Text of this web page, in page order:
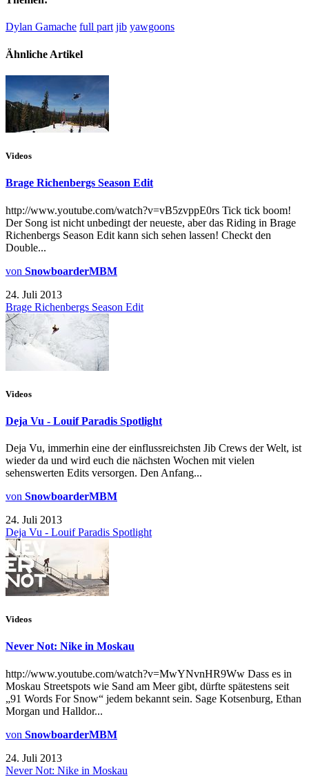
Dylan Gamache full part jib yawgoons
Ähnliche Artikel
Videos
Brage Richenbergs Season Edit
http://www.youtube.com/watch?v=vB5zvppE0rs Tick tick boom!
Der Song ist nicht unbedingt der neueste, aber das Riding in Brage
Richenbergs Season Edit kann sich sehen lassen! Checkt den
Double...
von SnowboarderMBM
24. Juli 2013
Brage Richenbergs Season Edit
Videos
Deja Vu - Louif Paradis Spotlight
Deja Vu, immerhin eine der einflussreichsten Jib Crews der Welt, ist
wieder da und wird euch die nächsten Wochen mit vielen
sehenswerten Edits versorgen. Den Anfang...
von SnowboarderMBM
24. Juli 2013
Deja Vu - Louif Paradis Spotlight
Videos
Never Not: Nike in Moskau
http://www.youtube.com/watch?v=MwYNvnHR9Ww Dass es in
Moskau Streetspots wie Sand am Meer gibt, dürfte spätestens seit
„91 Words For Snow“ jedem bekannt sein. Sage Kotsenburg, Ethan
Morgan und Halldor...
von SnowboarderMBM
24. Juli 2013
Never Not: Nike in Moskau